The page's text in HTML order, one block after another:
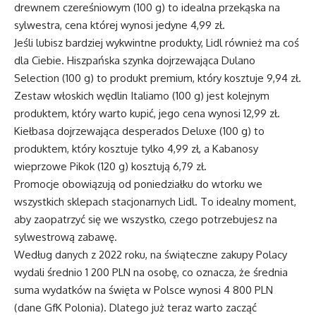
drewnem czereśniowym (100 g) to idealna przekąska na
sylwestra, cena której wynosi jedyne 4,99 zł.
Jeśli lubisz bardziej wykwintne produkty, Lidl również ma coś
dla Ciebie. Hiszpańska szynka dojrzewająca Dulano
Selection (100 g) to produkt premium, który kosztuje 9,94 zł.
Zestaw włoskich wędlin Italiamo (100 g) jest kolejnym
produktem, który warto kupić, jego cena wynosi 12,99 zł.
Kiełbasa dojrzewająca desperados Deluxe (100 g) to
produktem, który kosztuje tylko 4,99 zł, a Kabanosy
wieprzowe Pikok (120 g) kosztują 6,79 zł.
Promocje obowiązują od poniedziałku do wtorku we
wszystkich sklepach stacjonarnych Lidl. To idealny moment,
aby zaopatrzyć się we wszystko, czego potrzebujesz na
sylwestrową zabawę.
Według danych z 2022 roku, na świąteczne zakupy Polacy
wydali średnio 1 200 PLN na osobę, co oznacza, że średnia
suma wydatków na święta w Polsce wynosi 4 800 PLN
(dane GfK Polonia). Dlatego już teraz warto zacząć